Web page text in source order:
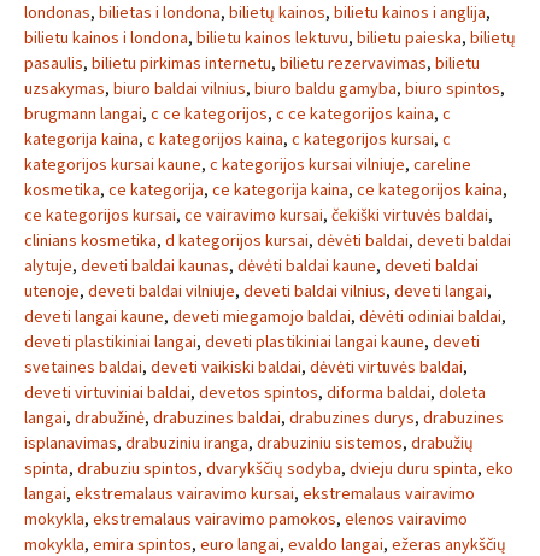
londonas, bilietas i londona, bilietų kainos, bilietu kainos i anglija,
bilietu kainos i londona, bilietu kainos lektuvu, bilietu paieska, bilietų
pasaulis, bilietu pirkimas internetu, bilietu rezervavimas, bilietu
uzsakymas, biuro baldai vilnius, biuro baldu gamyba, biuro spintos,
brugmann langai, c ce kategorijos, c ce kategorijos kaina, c
kategorija kaina, c kategorijos kaina, c kategorijos kursai, c
kategorijos kursai kaune, c kategorijos kursai vilniuje, careline
kosmetika, ce kategorija, ce kategorija kaina, ce kategorijos kaina,
ce kategorijos kursai, ce vairavimo kursai, čekiški virtuvės baldai,
clinians kosmetika, d kategorijos kursai, dėvėti baldai, deveti baldai
alytuje, deveti baldai kaunas, dėvėti baldai kaune, deveti baldai
utenoje, deveti baldai vilniuje, deveti baldai vilnius, deveti langai,
deveti langai kaune, deveti miegamojo baldai, dėvėti odiniai baldai,
deveti plastikiniai langai, deveti plastikiniai langai kaune, deveti
svetaines baldai, deveti vaikiski baldai, dėvėti virtuvės baldai,
deveti virtuviniai baldai, devetos spintos, diforma baldai, doleta
langai, drabužinė, drabuzines baldai, drabuzines durys, drabuzines
isplanavimas, drabuziniu iranga, drabuziniu sistemos, drabužių
spinta, drabuziu spintos, dvarykščių sodyba, dvieju duru spinta, eko
langai, ekstremalaus vairavimo kursai, ekstremalaus vairavimo
mokykla, ekstremalaus vairavimo pamokos, elenos vairavimo
mokykla, emira spintos, euro langai, evaldo langai, ežeras anykščių